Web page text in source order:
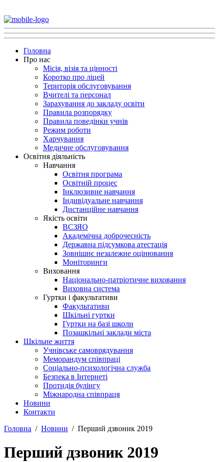
Головна
Про нас
Місія, візія та цінності
Коротко про ліцей
Територія обслуговування
Вчителі та персонал
Зарахування до закладу освіти
Правила розпорядку
Правила поведінки учнів
Режим роботи
Харчування
Медичне обслуговування
Освітня діяльність
Навчання
Освітня програма
Освітній процес
Інклюзивне навчання
Індивідуальне навчання
Дистанційне навчання
Якість освіти
ВСЗЯО
Академічна доброчесність
Державна підсумкова атестація
Зовнішнє незалежне оцінювання
Моніторинги
Виховання
Національно-патріотичне виховання
Виховна система
Гуртки і факультативи
Факультативи
Шкільні гуртки
Гуртки на базі школи
Позашкільні заклади міста
Шкільне життя
Учнівське самоврядування
Меморандум співпраці
Соціально-психологічна служба
Безпека в Інтернеті
Протидія булінгу
Міжнародна співпраця
Новини
Контакти
Головна
Новини Перший дзвоник 2019
Перший дзвоник 2019